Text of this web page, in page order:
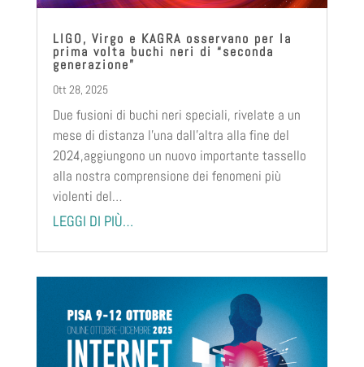
LIGO, Virgo e KAGRA osservano per la
prima volta buchi neri di “seconda
generazione”
Ott 28, 2025
Due fusioni di buchi neri speciali, rivelate a un
mese di distanza l’una dall’altra alla fine del
2024,aggiungono un nuovo importante tassello
alla nostra comprensione dei fenomeni più
violenti del…
LEGGI DI PIÙ…